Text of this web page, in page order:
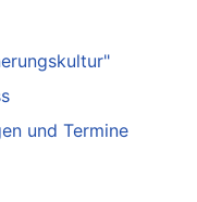
und Termine